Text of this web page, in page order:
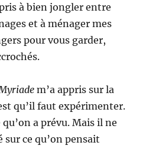
à bien jongler entre
et à ménager mes
pour vous garder,
m’a appris sur la
qu’il faut expérimenter.
a prévu. Mais il ne
ce qu’on pensait